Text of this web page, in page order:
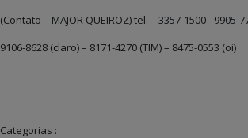
(Contato – MAJOR QUEIROZ) tel. – 3357-1500–
9106-8628 (claro) – 8171-4270 (TIM) – 8475-0553 (oi)
Categorias :